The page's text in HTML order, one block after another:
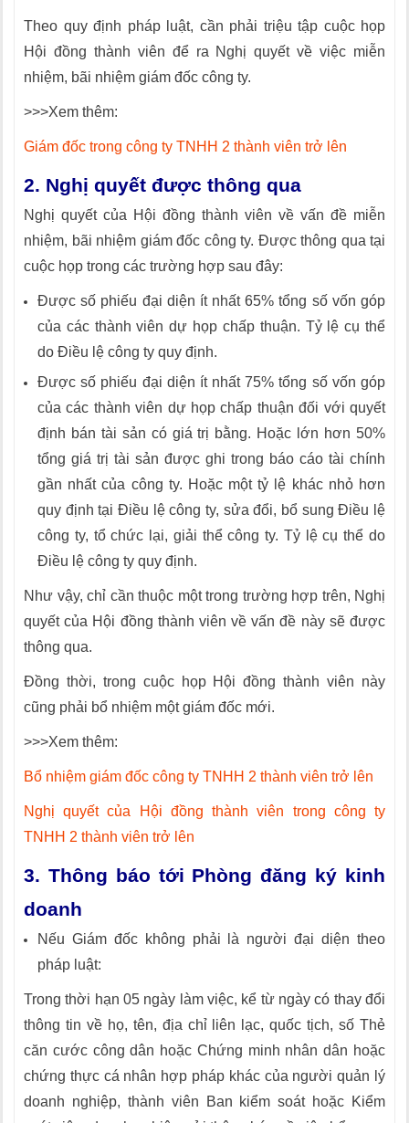
Theo quy định pháp luật, cần phải triệu tập cuộc họp
Hội đồng thành viên để ra Nghị quyết về việc miễn
nhiệm, bãi nhiệm giám đốc công ty.
>>>Xem thêm:
Giám đốc trong công ty TNHH 2 thành viên trở lên
2. Nghị quyết được thông qua
Nghị quyết của Hội đồng thành viên về vấn đề miễn
nhiệm, bãi nhiệm giám đốc công ty. Được thông qua tại
cuộc họp trong các trường hợp sau đây:
Được số phiếu đại diện ít nhất 65% tổng số vốn góp
của các thành viên dự họp chấp thuận. Tỷ lệ cụ thể
do Điều lệ công ty quy định.
Được số phiếu đại diện ít nhất 75% tổng số vốn góp
của các thành viên dự họp chấp thuận đối với quyết
định bán tài sản có giá trị bằng. Hoặc lớn hơn 50%
tổng giá trị tài sản được ghi trong báo cáo tài chính
gần nhất của công ty. Hoặc một tỷ lệ khác nhỏ hơn
quy định tại Điều lệ công ty, sửa đổi, bổ sung Điều lệ
công ty, tổ chức lại, giải thể công ty. Tỷ lệ cụ thể do
Điều lệ công ty quy định.
Như vậy, chỉ cần thuộc một trong trường hợp trên, Nghị
quyết của Hội đồng thành viên về vấn đề này sẽ được
thông qua.
Đồng thời, trong cuộc họp Hội đồng thành viên này
cũng phải bổ nhiệm một giám đốc mới.
>>>Xem thêm:
Bổ nhiệm giám đốc công ty TNHH 2 thành viên trở lên
Nghị quyết của Hội đồng thành viên trong công ty
TNHH 2 thành viên trở lên
3. Thông báo tới Phòng đăng ký kinh
doanh
Nếu Giám đốc không phải là người đại diện theo
pháp luật:
Trong thời hạn 05 ngày làm việc, kể từ ngày có thay đổi
thông tin về họ, tên, địa chỉ liên lạc, quốc tịch, số Thẻ
căn cước công dân hoặc Chứng minh nhân dân hoặc
chứng thực cá nhân hợp pháp khác của người quản lý
doanh nghiệp, thành viên Ban kiểm soát hoặc Kiểm